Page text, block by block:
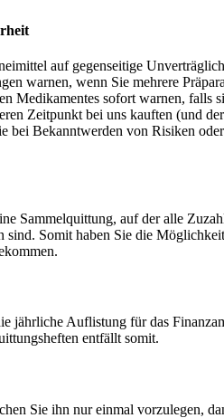
auf gegenseitige
warnen, wenn Sie mehrere
Medikamentes sofort warnen, falls
Zeitpunkt bei uns kauften (und
bei Bekanntwerden von Risiken
Sammelquittung, auf der alle
Somit haben Sie die
jährliche Auflistung für das
entfällt somit.
Sie ihn nur einmal vorzulegen,